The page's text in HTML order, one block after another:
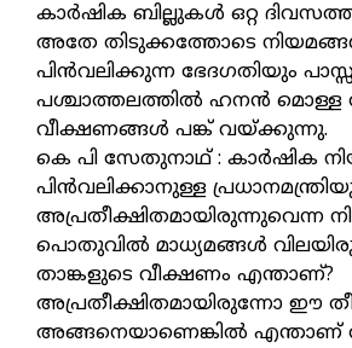
കാര്‍ഷിക ബില്ലുകള്‍ ഒറ്റ
അതേ തിടുക്കത്തോടെ
പിന്‍വലിക്കുന്ന ഭേദഗതിയും
പശ്ചാത്തലത്തില്‍ ഹനന്‍ മൊള്ള
വീക്ഷണങ്ങള്‍ പങ്ക് വയ്ക്കുന്നു.
കെ പി സേതുനാഥ് : കാര്‍ഷിക
പിന്‍വലിക്കാനുള്ള
അപ്രതീക്ഷിതമായിരുന്നുവെന്ന
പൊതുവില്‍ മാധ്യമങ്ങള്‍
താങ്കളുടെ വീക്ഷണം എന്താണ്?
അപ്രതീക്ഷിതമായിരുന്നോ ഈ
അങ്ങനെയാണെങ്കില്‍ എന്താണ്